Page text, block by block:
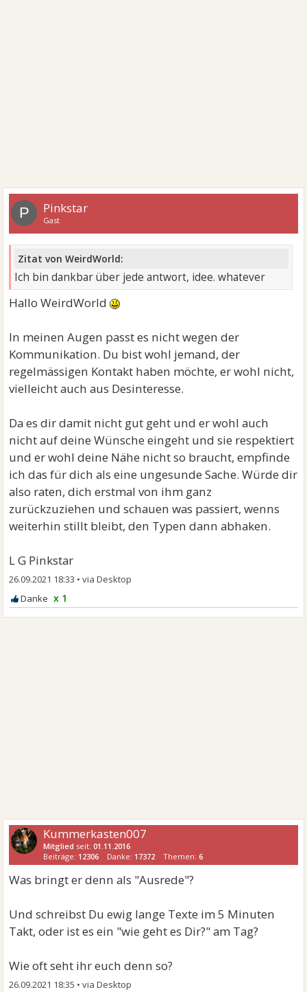
P Pinkstar
Gast
Zitat von WeirdWorld:
Ich bin dankbar über jede antwort, idee. whatever
Hallo WeirdWorld
In meinen Augen passt es nicht wegen der
Kommunikation. Du bist wohl jemand, der
regelmässigen Kontakt haben möchte, er wohl nicht,
vielleicht auch aus Desinteresse.
Da es dir damit nicht gut geht und er wohl auch
nicht auf deine Wünsche eingeht und sie respektiert
und er wohl deine Nähe nicht so braucht, empfinde
ich das für dich als eine ungesunde Sache. Würde dir
also raten, dich erstmal von ihm ganz
zurückzuziehen und schauen was passiert, wenns
weiterhin stillt bleibt, den Typen dann abhaken.
L G Pinkstar
26.09.2021 18:33 •
x 1
Kummerkasten007
Mitglied seit:01.11.2016
Beiträge: 12306 Danke: 17372 Themen:6
Was bringt er denn als "Ausrede"?
Und schreibst Du ewig lange Texte im 5 Minuten
Takt, oder ist es ein "wie geht es Dir?" am Tag?
Wie oft seht ihr euch denn so?
26.09.2021 18:35 •